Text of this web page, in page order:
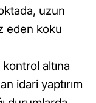
uzun
eden koku
kontrol altına
idari yaptırım